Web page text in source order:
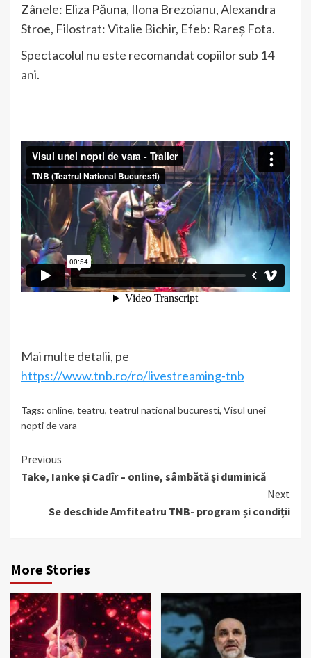
Zânele: Eliza Păuna, Ilona Brezoianu, Alexandra
Stroe, Filostrat: Vitalie Bichir, Efeb: Rareș Fota.
Spectacolul nu este recomandat copiilor sub 14
ani.
Mai multe detalii, pe
https://www.tnb.ro/ro/livestreaming-tnb
Tags: online, teatru, teatrul national bucuresti, Visul unei
nopti de vara
Continue
Reading
Previous
Take, Ianke şi Cadîr – online, sâmbătă și duminică
Next
Se deschide Amfiteatru TNB- program și condiții
More Stories